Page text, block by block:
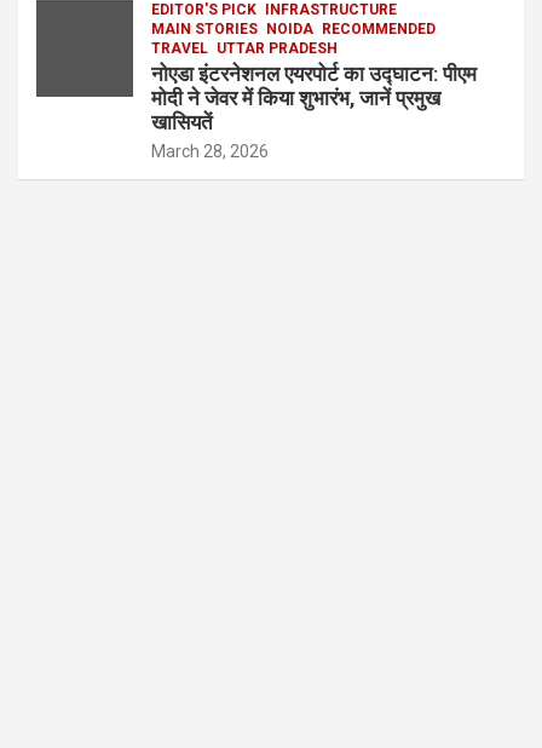
EDITOR'S PICK
INFRASTRUCTURE
MAIN STORIES
NOIDA
RECOMMENDED
TRAVEL UTTAR PRADESH
नोएडा इंटरनेशनल एयरपोर्ट का उद्घाटन: पीएम
मोदी ने जेवर में किया शुभारंभ, जानें प्रमुख
खासियतें
March 28, 2026